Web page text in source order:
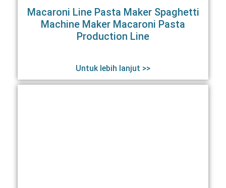
Macaroni Line Pasta Maker Spaghetti
Machine Maker Macaroni Pasta
Production Line
Untuk lebih lanjut >>